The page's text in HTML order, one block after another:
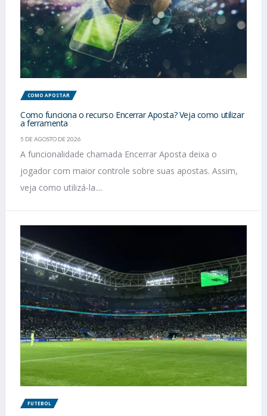
COMO APOSTAR
Como funciona o recurso Encerrar Aposta? Veja como utilizar
a ferramenta
5 DE AGOSTO DE 2026
A funcionalidade chamada Encerrar Aposta deixa o
jogador com maior controle sobre suas apostas. Assim,
veja como utilizá-la....
FUTEBOL